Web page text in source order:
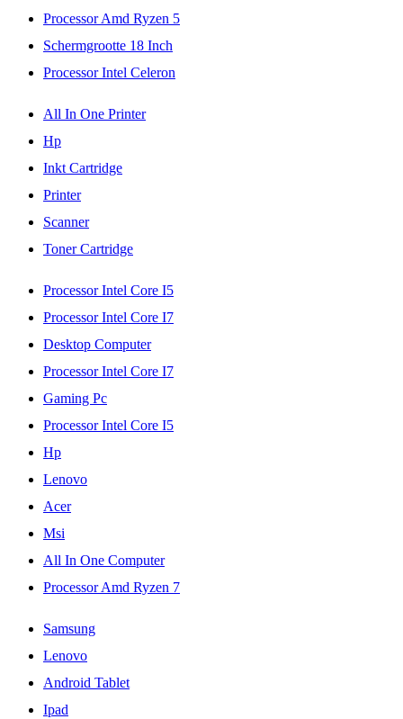
Processor Amd Ryzen 5
Schermgrootte 18 Inch
Processor Intel Celeron
All In One Printer
Hp
Inkt Cartridge
Printer
Scanner
Toner Cartridge
Processor Intel Core I5
Processor Intel Core I7
Desktop Computer
Processor Intel Core I7
Gaming Pc
Processor Intel Core I5
Hp
Lenovo
Acer
Msi
All In One Computer
Processor Amd Ryzen 7
Samsung
Lenovo
Android Tablet
Ipad